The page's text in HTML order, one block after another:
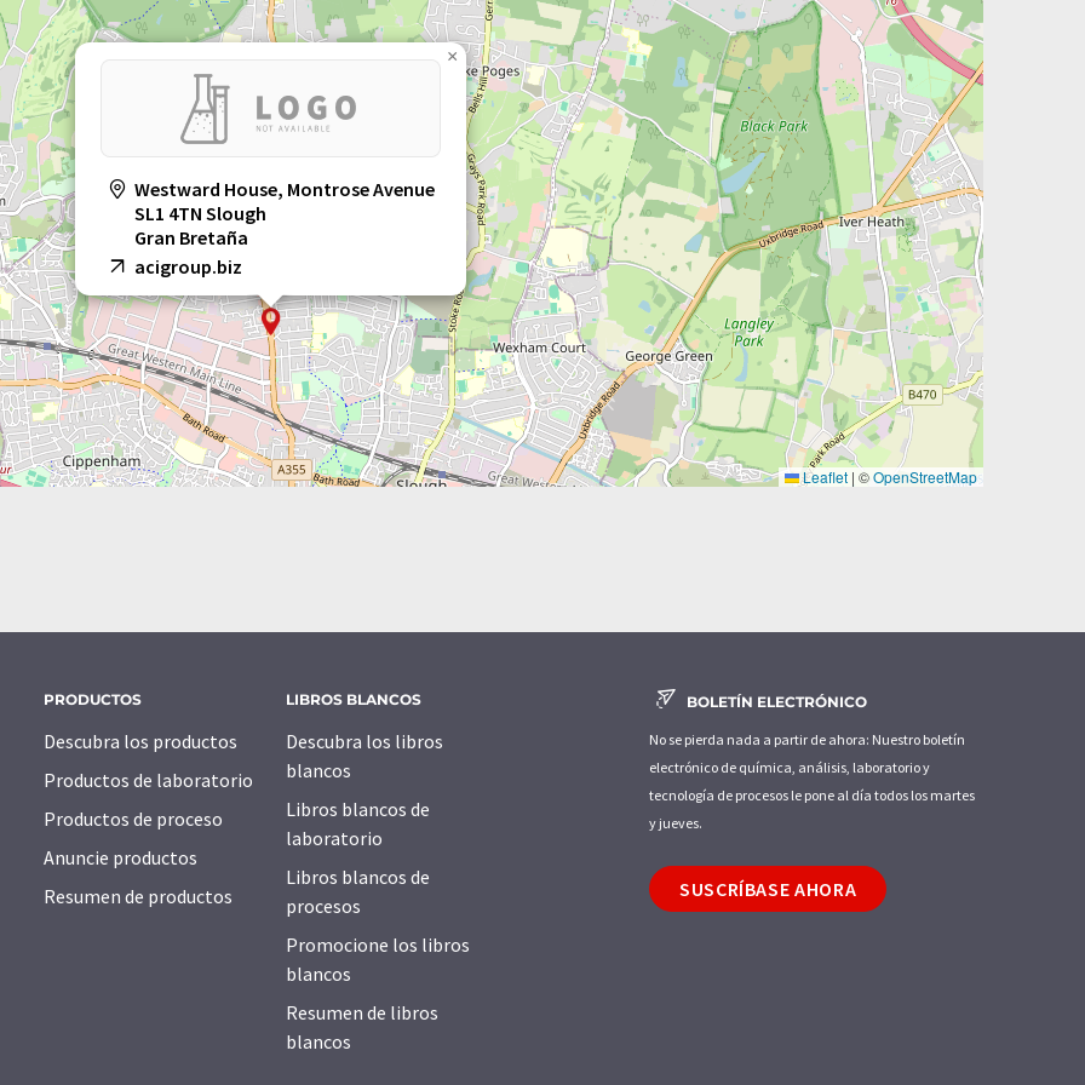
Westward House, Montrose Avenue
SL1 4TN Slough
Gran Bretaña
acigroup.biz
×
Leaflet | ©OpenStreetMap
PRODUCTOS
Descubra los productos
Productos de laboratorio
Productos de proceso
Anuncie productos
Resumen de productos
LIBROS BLANCOS
Descubra los libros
blancos
Libros blancos de
laboratorio
Libros blancos de
procesos
Promocione los libros
blancos
Resumen de libros
blancos
BOLETÍN ELECTRÓNICO
No se pierda nada a partir de ahora: Nuestro boletín
electrónico de química, análisis, laboratorio y
tecnología de procesos le pone al día todos los martes
y jueves.
SUSCRÍBASE AHORA